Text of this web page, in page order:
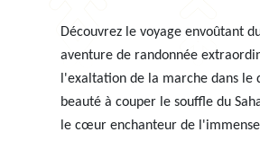
Découvrez le voyage envoûtant
aventure de randonnée
l'exaltation de la marche dans le
beauté à couper le souffle du
le cœur enchanteur de